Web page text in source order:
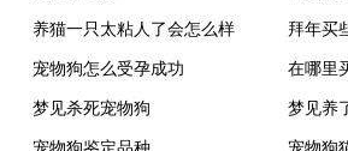
养猫一只太粘人了会怎么样
拜年买
宠物狗怎么受孕成功
在哪里
梦见杀死宠物狗
梦见养